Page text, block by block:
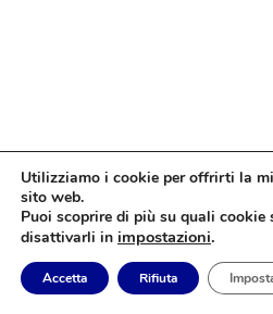
Utilizziamo i cookie per offrirti la
sito web.
Puoi scoprire di più su quali
disattivarli in impostazioni.
Accetta Rifiuta